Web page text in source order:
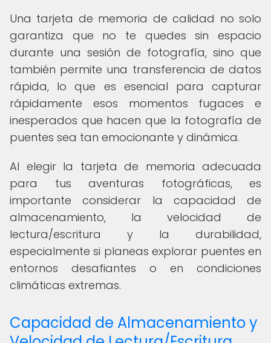
Una tarjeta de memoria de calidad no solo
garantiza que no te quedes sin espacio
durante una sesión de fotografía, sino que
también permite una transferencia de datos
rápida, lo que es esencial para capturar
rápidamente esos momentos fugaces e
inesperados que hacen que la fotografía de
puentes sea tan emocionante y dinámica.
Al elegir la tarjeta de memoria adecuada
para tus aventuras fotográficas, es
importante considerar la capacidad de
almacenamiento, la velocidad de
lectura/escritura y la durabilidad,
especialmente si planeas explorar puentes en
entornos desafiantes o en condiciones
climáticas extremas.
Capacidad de Almacenamiento y